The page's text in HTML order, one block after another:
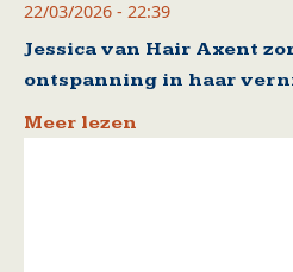
22/03/2026 - 22:39
Jessica van Hair Axent
ontspanning in haar
Meer lezen